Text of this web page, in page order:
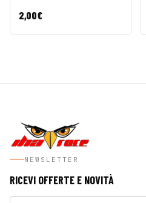
2,00€
NEWSLETTER
RICEVI OFFERTE E NOVITÀ